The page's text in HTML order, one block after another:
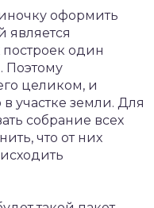
оформить
является
построек один
Поэтому
целиком, и
участке земли. Для
собрание всех
что от них